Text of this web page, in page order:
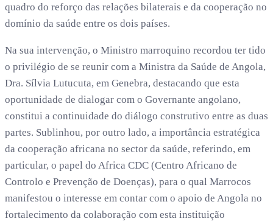
quadro do reforço das relações bilaterais e da cooperação no
domínio da saúde entre os dois países.
Na sua intervenção, o Ministro marroquino recordou ter tido
o privilégio de se reunir com a Ministra da Saúde de Angola,
Dra. Sílvia Lutucuta, em Genebra, destacando que esta
oportunidade de dialogar com o Governante angolano,
constitui a continuidade do diálogo construtivo entre as duas
partes. Sublinhou, por outro lado, a importância estratégica
da cooperação africana no sector da saúde, referindo, em
particular, o papel do Africa CDC (Centro Africano de
Controlo e Prevenção de Doenças), para o qual Marrocos
manifestou o interesse em contar com o apoio de Angola no
fortalecimento da colaboração com esta instituição